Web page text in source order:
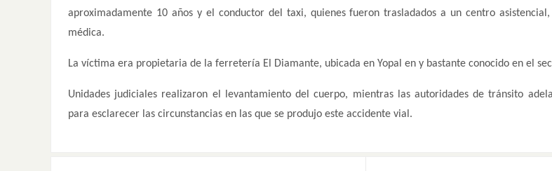
aproximadamente 10 años y el conductor del taxi, quienes fueron trasladados a un centro
médica.
La víctima era propietaria de la ferretería El Diamante, ubicada en Yopal en y bastante conocido en el
Unidades judiciales realizaron el levantamiento del cuerpo, mientras las autoridades de tránsito
para esclarecer las circunstancias en las que se produjo este accidente vial.